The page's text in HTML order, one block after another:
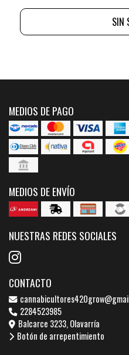
SIN
MEDIOS DE PAGO
MEDIOS DE ENVÍO
NUESTRAS REDES SOCIALES
CONTACTO
2284523985
Balcarce 3233, Olavarría
Botón de arrepentimiento